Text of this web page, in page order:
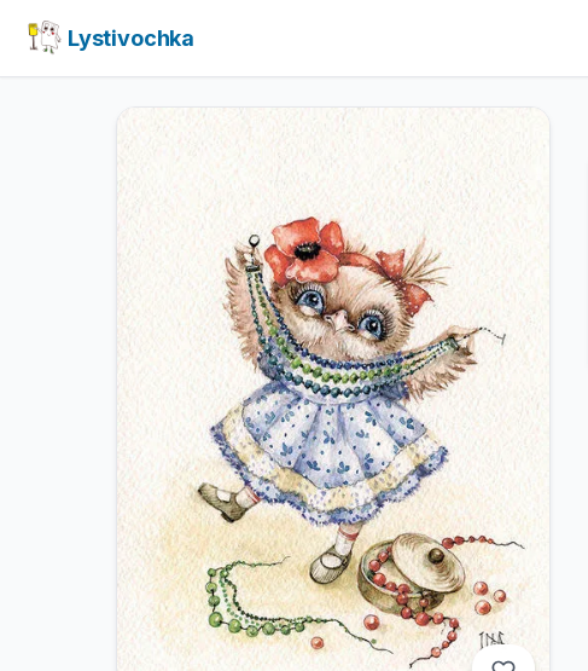
Lystivochka